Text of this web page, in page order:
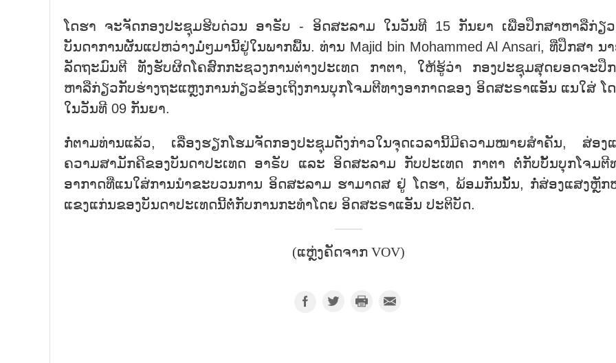
ໂດຮາ ຈະຈັດກອງປະຊຸມຮີບດ່ວນ ອາຣັບ - ອິດສະລາມ ໃນວັນທີ 15 ກັນຍາ ເພື່ອປຶກສາຫາລືກ່ຽ
ບັນດາການຜັນແປຫວ່າງມໍ່ໆມານີ້ຢູ່ໃນພາກພື້ນ. ທ່ານ Majid bin Mohammed Al Ansari, ທີ່ປຶກສາ ນ
ລັດຖະມົນຕີ ທັງຮັບຜິດໂຄສົກກະຊວງການຕ່າງປະເທດ ກາຕາ, ໃຫ້ຮູ້ວ່າ ກອງປະຊຸມສຸດຍອດຈະປຶ
ຫາລືກ່ຽວກັບຮ່າງຖະແຫຼງການກ່ຽວຂ້ອງເຖິງການບຸກໂຈມຕີທາງອາກາດຂອງ ອິດສະຣາແອັນ ແນໃສ່ ໂ
ໃນວັນທີ 09 ກັນຍາ.
ກໍ່ຕາມທ່ານແລ້ວ, ເລື່ອງຮຽກໂຮມຈັດກອງປະຊຸມດັ່ງກ່າວໃນຈຸດເວລານີ້ມີຄວາມໝາຍສຳຄັນ, ສ່ອງ
ຄວາມສາມັກຄີຂອງບັນດາປະເທດ ອາຣັບ ແລະ ອິດສະລາມ ກັບປະເທດ ກາຕາ ຕໍ່ກັບບັ້ນບຸກໂຈມຕີ
ອາກາດທີ່ແນໃສ່ການນຳຂະບວນການ ອິດສະລາມ ຮາມາດສ ຢູ່ ໂດຮາ, ພ້ອມກັນນັ້ນ, ກໍ່ສ່ອງແສງຫຼັ
ແຂງແກ່ນຂອງບັນດາປະເທດນີ້ຕໍ່ກັບການກະທຳໂດຍ ອິດສະຣາແອັນ ປະຕິບັດ.
(ແຫຼ່ງຄັດຈາກ VOV)